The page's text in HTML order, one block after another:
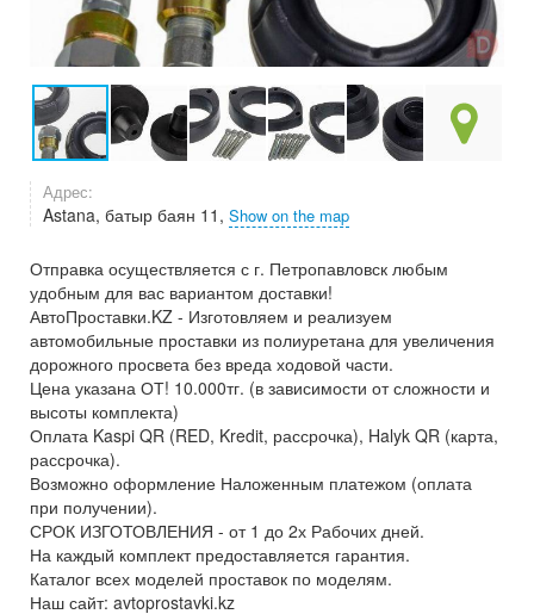
Адрес:
Astana, батыр баян 11, Show on the map
Отправка осуществляется с г. Петропавловск любым
удобным для вас вариантом доставки!
АвтоПроставки.KZ - Изготовляем и реализуем
автомобильные проставки из полиуретана для увеличения
дорожного просвета без вреда ходовой части.
Цена указана ОТ! 10.000тг. (в зависимости от сложности и
высоты комплекта)
Оплата Kaspi QR (RED, Kredit, рассрочка), Halyk QR (карта,
рассрочка).
Возможно оформление Наложенным платежом (оплата
при получении).
СРОК ИЗГОТОВЛЕНИЯ - от 1 до 2х Рабочих дней.
На каждый комплект предоставляется гарантия.
Каталог всех моделей проставок по моделям.
Наш сайт: avtoprostavki.kz